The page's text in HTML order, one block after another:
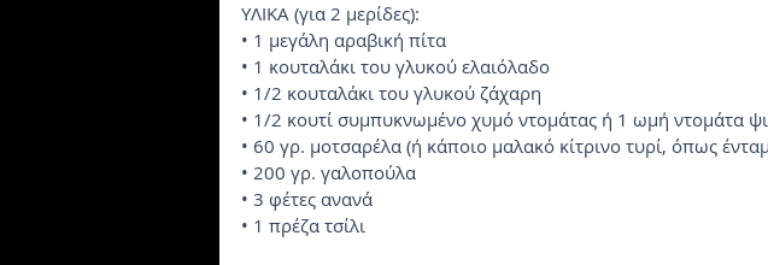
YΛIKA (για 2 μερίδες):
• 1 μεγάλη αραβική πίτα
• 1 κουταλάκι του γλυκού ελαιόλαδο
• 1/2 κουταλάκι του γλυκού ζάχαρη
• 1/2 κουτί συμπυκνωμένο χυμό ντομάτας ή 1 ωμή ντομάτα
• 60 γρ. μοτσαρέλα (ή κάποιο μαλακό κίτρινο τυρί, όπως
• 200 γρ. γαλοπούλα
• 3 φέτες ανανά
• 1 πρέζα τσίλι